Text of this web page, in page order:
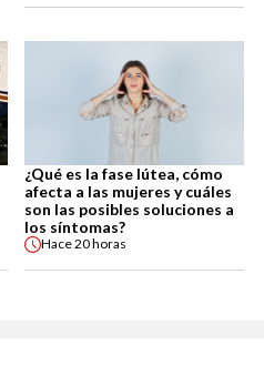
¿Qué es la fase lútea, cómo
afecta a las mujeres y cuáles
son las posibles soluciones a
los síntomas?
Hace20 horas